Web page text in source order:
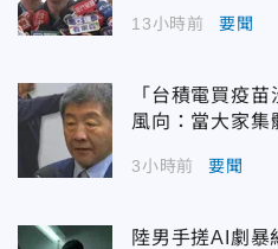
13小時前 要聞
「台積電買疫
風向：當大家集
3小時前 要聞
陸男手搓AI劇